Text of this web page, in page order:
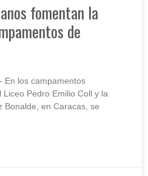
fomentan la
de
En los campamentos
Pedro Emilio Coll y la
Bonalde, en Caracas, se